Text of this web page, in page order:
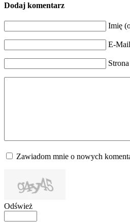
Dodaj komentarz
Imię
E-
Zawiadom mnie o nowych
Odśwież